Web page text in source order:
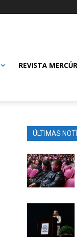
REVISTA
ÚLTIMAS